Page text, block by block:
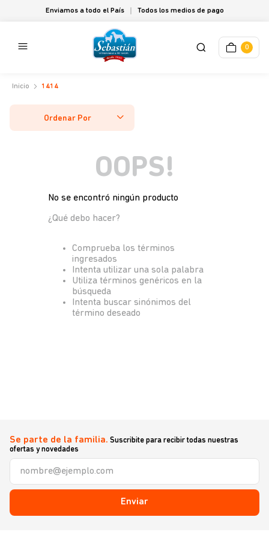
Enviamos a todo el País Todos los medios de pago
0
1414
Ordenar Por
OOPS!
No se encontró ningún producto
¿Qué debo hacer?
Comprueba los términos
ingresados
Intenta utilizar una sola palabra
Utiliza términos genéricos en la
búsqueda
Intenta buscar sinónimos del
término deseado
Se parte de la familia. Suscribite para recibir todas nuestras
ofertas y novedades
Enviar